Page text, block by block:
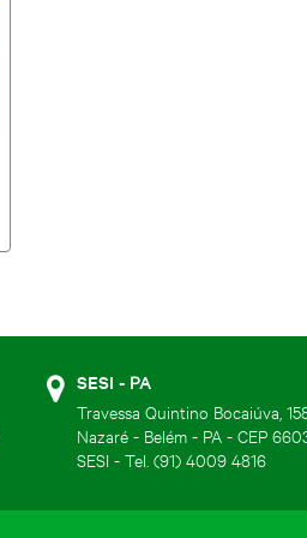
SESI - PA
Travessa Quintino Bocaiúva,
Nazaré - Belém - PA - CEP
SESI - Tel. (91) 4009 4816